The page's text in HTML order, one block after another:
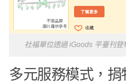
社福單位透過 iGoods 平臺刊登
多元服務模式，